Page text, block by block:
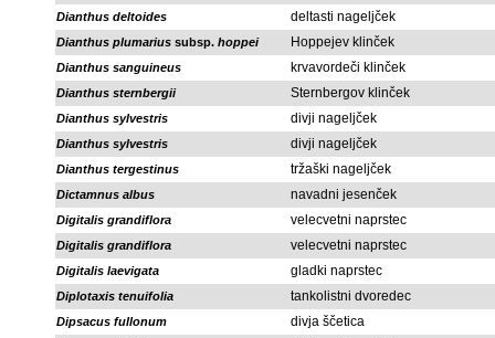
Dianthus deltoides deltasti nageljček
Dianthus plumarius subsp. hoppei Hoppejev klinček
Dianthus sanguineus krvavordeči klinček
Dianthus sternbergii Sternbergov klinček
Dianthus sylvestris divji nageljček
Dianthus sylvestris divji nageljček
Dianthus tergestinus tržaški nageljček
Dictamnus albus navadni jesenček
Digitalis grandiflora velecvetni naprstec
Digitalis grandiflora velecvetni naprstec
Digitalis laevigata gladki naprstec
Diplotaxis tenuifolia tankolistni dvoredec
Dipsacus fullonum divja ščetica